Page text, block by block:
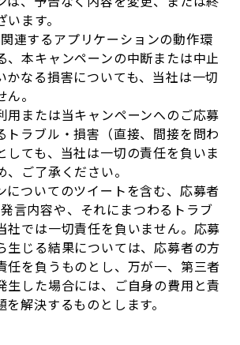
ます。
連するアプリケーションの動作環
、本キャンペーンの中断または中止
かなる損害についても、当社は一切
。
用または当キャンペーンへのご応募
トラブル・損害（直接、間接を問わ
しても、当社は一切の責任を負いま
ご了承ください。
についてのツイートを含む、応募者
言内容や、それにまつわるトラブ
社では一切責任を負いません。応募
生じる結果については、応募者の方
任を負うものとし、万が一、第三者
生した場合には、ご自身の費用と責
解決するものとします。